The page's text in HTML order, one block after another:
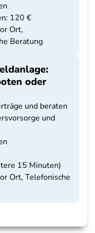
120 €
Ort,
Beratung
oder
und beraten
und
15 Minuten)
Ort, Telefonische